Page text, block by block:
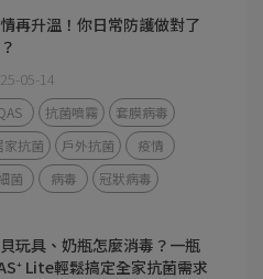
再升溫！你日常防護做對了
05-14
抗菌噴霧
套膜病毒
家抗菌
戶外抗菌
疫情
菌
病毒 冠狀病毒
玩具、奶瓶怎麼消毒？一瓶
Lite輕鬆搞定全家抗菌需求